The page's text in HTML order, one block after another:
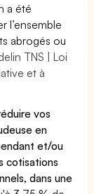
a été
l’ensemble
abrogés ou
TNS | Loi
et à
vos
en
et/ou
cotisations
dans une